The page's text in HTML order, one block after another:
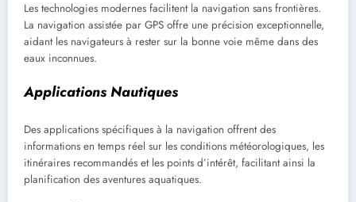
Les technologies modernes facilitent la navigation sans frontières.
La navigation assistée par GPS offre une précision exceptionnelle,
aidant les navigateurs à rester sur la bonne voie même dans des
eaux inconnues.
Applications Nautiques
Des applications spécifiques à la navigation offrent des
informations en temps réel sur les conditions météorologiques, les
itinéraires recommandés et les points d’intérêt, facilitant ainsi la
planification des aventures aquatiques.